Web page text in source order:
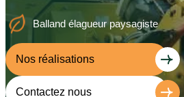
Balland élagueur paysagiste
Nos réalisations
Contactez nous